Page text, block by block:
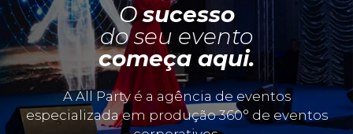
Osucesso
do seu evento
começa aqui.
A All Party é a agência de eventos
especializada em produção 360° de eventos